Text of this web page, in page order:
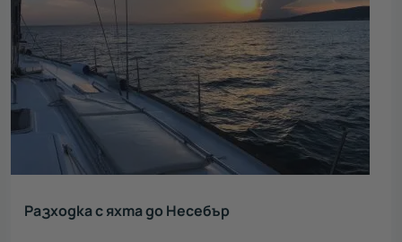
Разходка с яхта до Несебър